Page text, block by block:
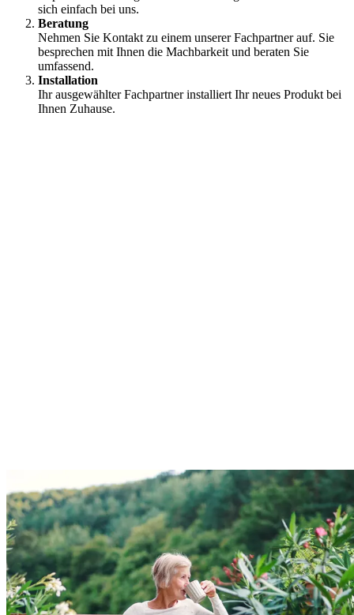
sich einfach bei uns.
Beratung
Nehmen Sie Kontakt zu einem unserer Fachpartner auf. Sie
besprechen mit Ihnen die Machbarkeit und beraten Sie
umfassend.
Installation
⁠Ihr ausgewählter Fachpartner installiert Ihr neues Produkt bei
Ihnen Zuhause.